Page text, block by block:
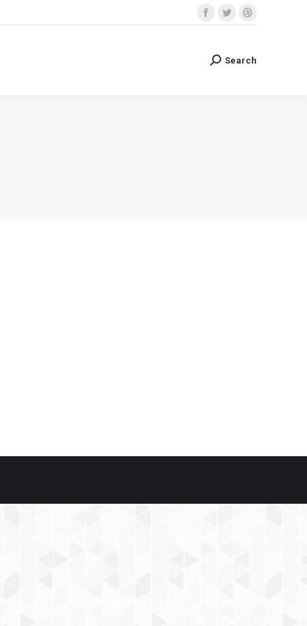
Facebook
opens
Twitter
opens
Dribbble
opens
Search:
Search
Search:
Search